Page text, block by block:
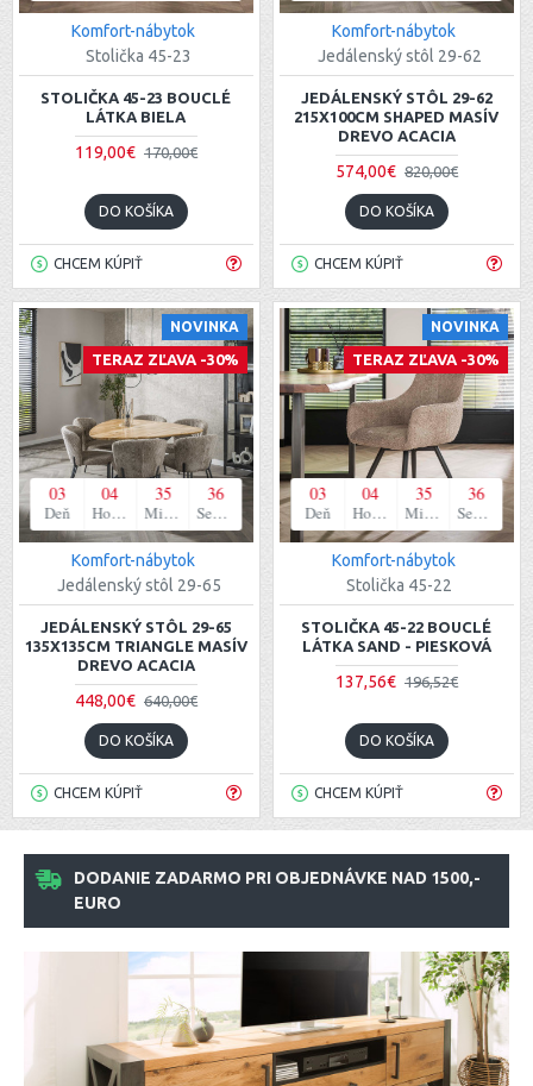
Komfort-nábytok
Stolička 45-23
STOLIČKA 45-23 BOUCLÉ
LÁTKA BIELA
119,00€ 170,00€
DO KOŠÍKA
CHCEM KÚPIŤ
Komfort-nábytok
Jedálenský stôl 29-62
JEDÁLENSKÝ STÔL 29-62
215X100CM SHAPED MASÍV
DREVO ACACIA
574,00€ 820,00€
DO KOŠÍKA
CHCEM KÚPIŤ
NOVINKA
TERAZ ZĽAVA -30%
03
Deň
04
Hodina
35
Minúta
35
Sekunda
Komfort-nábytok
Jedálenský stôl 29-65
JEDÁLENSKÝ STÔL 29-65
135X135CM TRIANGLE MASÍV
DREVO ACACIA
448,00€ 640,00€
DO KOŠÍKA
CHCEM KÚPIŤ
NOVINKA
TERAZ ZĽAVA -30%
03
Deň
04
Hodina
35
Minúta
35
Sekunda
Komfort-nábytok
Stolička 45-22
STOLIČKA 45-22 BOUCLÉ
LÁTKA SAND - PIESKOVÁ
137,56€ 196,52€
DO KOŠÍKA
CHCEM KÚPIŤ
DODANIE ZADARMO PRI OBJEDNÁVKE NAD 1500,-
EURO